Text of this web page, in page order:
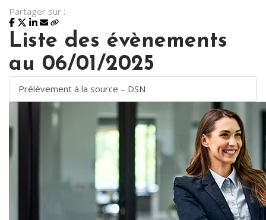
Partager sur :
Liste des évènements
au 06/01/2025
Prélèvement à la source – DSN